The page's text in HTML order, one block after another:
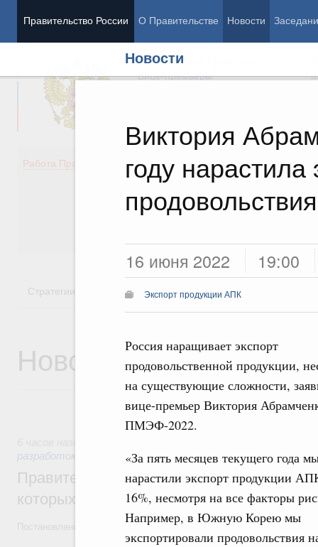
Правительство России О Правительстве Новости
Новости
Виктория
году нарастила
16 июня 2022 19:00
Экспорт продукции АПК
Россия наращивает экспорт
продовольственной продукции,
на существующие сложности,
вице-премьер Виктория
ПМЭФ-2022.
«За пять месяцев текущего года
нарастили экспорт продукции
16%, несмотря на все факторы
Например, в Южную Корею мы
экспортировали продовольствия
Председатель Правительства
Вице-премьеры
Работа Правительства
Демография
Здоровье
Культура
Стратегии Государственные программы
Новости
разработок
Правительство расширило перечень
которых освобождаются от НДФЛ
Постановление от 5 августа 2026 года №978